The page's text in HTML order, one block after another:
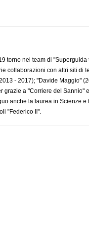
torno nel team di "Superguida
collaborazioni con altri siti di
- 2017); "Davide Maggio"
grazie a "Corriere del Sannio"
anche la laurea in Scienze e
"Federico II".